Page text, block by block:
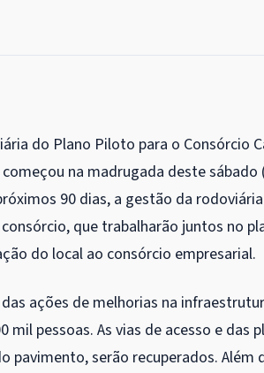
do Plano Piloto para o Consórcio
na madrugada deste
90 dias, a gestão da
que trabalharão juntos no
do local ao consórcio empresarial.
ações de melhorias na
mil pessoas. As vias de acesso e das
pavimento, serão recuperados.